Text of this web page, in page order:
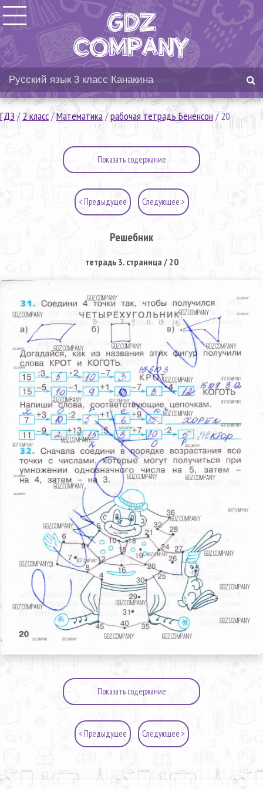
ГДЗ/2 класс/Математика/рабочая тетрадь Бененсон /20
Показать содержание
< Предыдущее Следующее >
Решебник
тетрадь 3. страница / 20
Показать содержание
< Предыдущее Следующее >